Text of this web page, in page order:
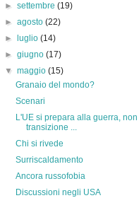
►settembre(19)
►agosto(22)
►
luglio(14)
►giugno(17)
▼maggio(15)
Granaio del mondo?
Scenari
L'UE si prepara alla guerra,
transizione ...
Chi si rivede
Surriscaldamento
Ancora russofobia
Discussioni negli USA